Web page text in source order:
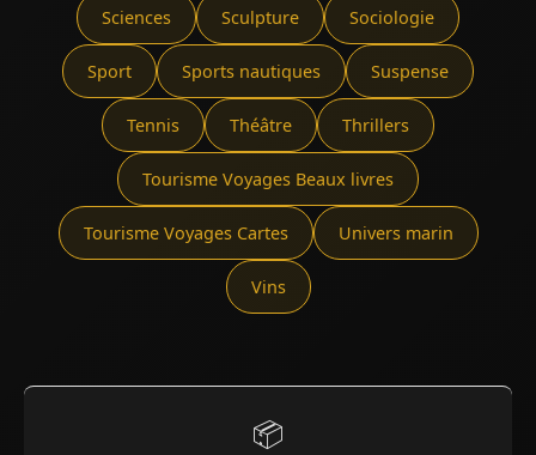
Sciences Sculpture Sociologie
Sport Sports nautiques Suspense
Tennis Théâtre Thrillers
Tourisme Voyages Beaux livres
Tourisme Voyages Cartes Univers marin
Vins
📦